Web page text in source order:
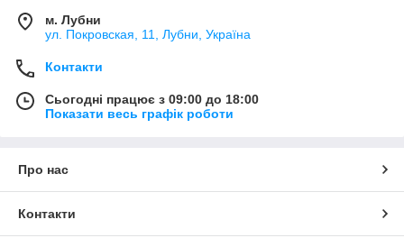
м. Лубни
ул. Покровская, 11, Лубни, Україна
Контакти
Сьогодні працює з 09:00 до 18:00
Показати весь графік роботи
Про нас
Контакти